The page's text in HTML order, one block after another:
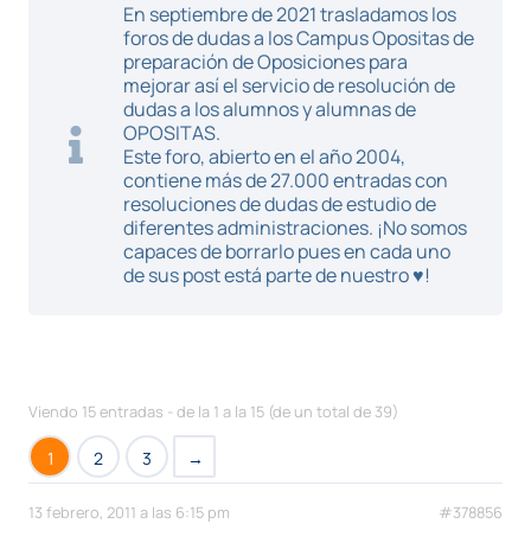
En septiembre de 2021 trasladamos los
foros de dudas a los Campus Opositas de
preparación de Oposiciones para
mejorar así el servicio de resolución de
dudas a los alumnos y alumnas de
OPOSITAS.
Este foro, abierto en el año 2004,
contiene más de 27.000 entradas con
resoluciones de dudas de estudio de
diferentes administraciones. ¡No somos
capaces de borrarlo pues en cada uno
de sus post está parte de nuestro ♥!
Viendo 15 entradas - de la 1 a la 15 (de un total de 39)
1 2 3 →
13 febrero, 2011 a las 6:15 pm #378856